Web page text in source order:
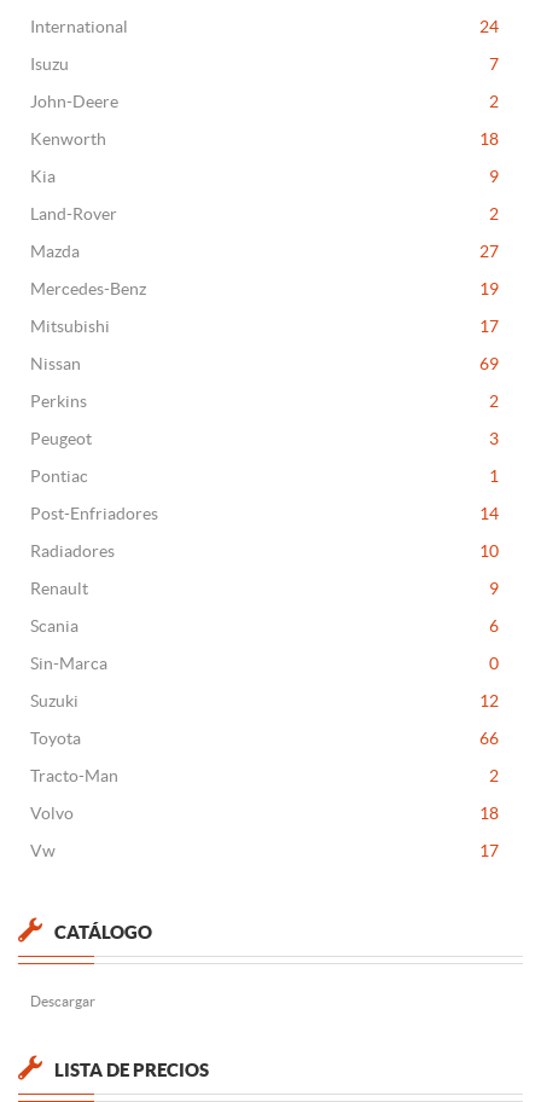
International
24
Isuzu
7
John-Deere
2
Kenworth
18
Kia
9
Land-Rover
2
Mazda
27
Mercedes-Benz
19
Mitsubishi
17
Nissan
69
Perkins
2
Peugeot
3
Pontiac
1
Post-Enfriadores
14
Radiadores
10
Renault
9
Scania
6
Sin-Marca
0
Suzuki
12
Toyota
66
Tracto-Man
2
Volvo
18
Vw
17
CATÁLOGO
Descargar
LISTA DE PRECIOS